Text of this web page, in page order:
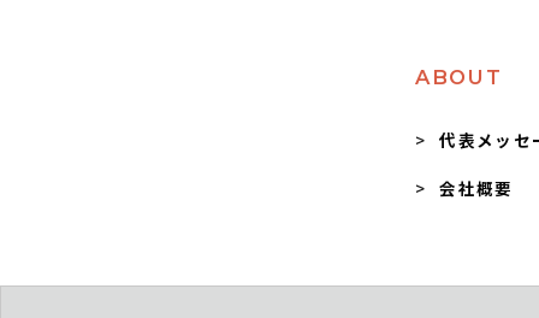
ABOUT
代表メッセ
会社概要